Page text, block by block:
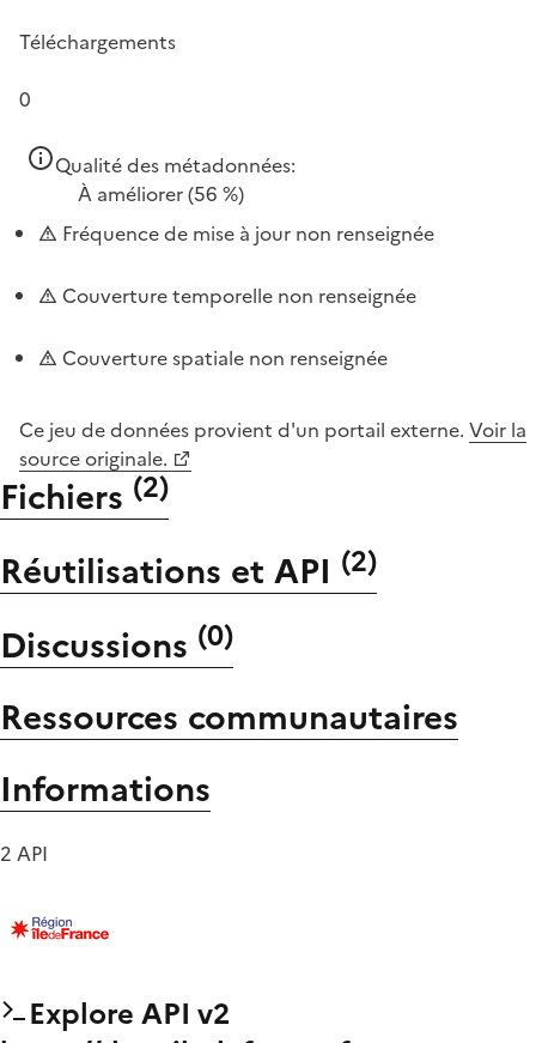
Téléchargements
0
Qualité des métadonnées:
À améliorer(56 %)
Fréquence de mise à jour non renseignée
Couverture temporelle non renseignée
Couverture spatiale non renseignée
Ce jeu de données provient d'un portail externe. Voir la
source originale.
Fichiers (2)
Réutilisations et API (2)
Discussions (0)
Ressources communautaires
Informations
2 API
Explore API v2